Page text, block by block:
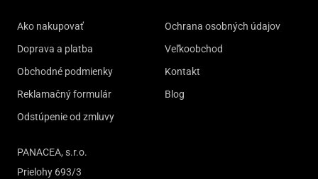
Ako nakupovať
Doprava a platba
Obchodné podmienky
Reklamačný formulár
Odstúpenie od zmluvy
Ochrana osobných údajov
Veľkoobchod
Kontakt
Blog
PANACEA, s.r.o.
Prielohy 693/3